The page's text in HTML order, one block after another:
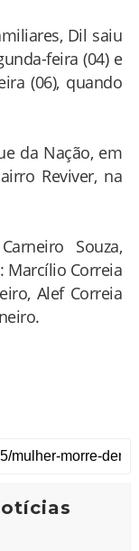
Dil saiu
feira (04) e
(06), quando
da Nação, em
Reviver, na
Souza,
Marcílio Correia
Alef Correia